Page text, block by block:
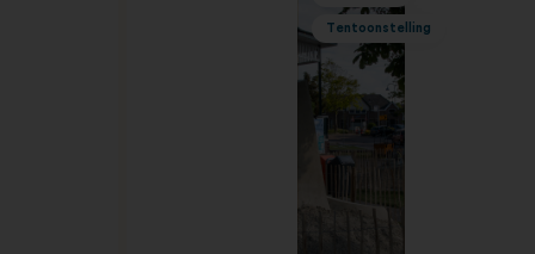
Tentoonstelling